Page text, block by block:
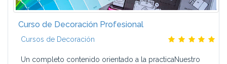
Curso de Decoración Profesional
Cursos de Decoración
Un completo contenido orientado a la practicaNuestro